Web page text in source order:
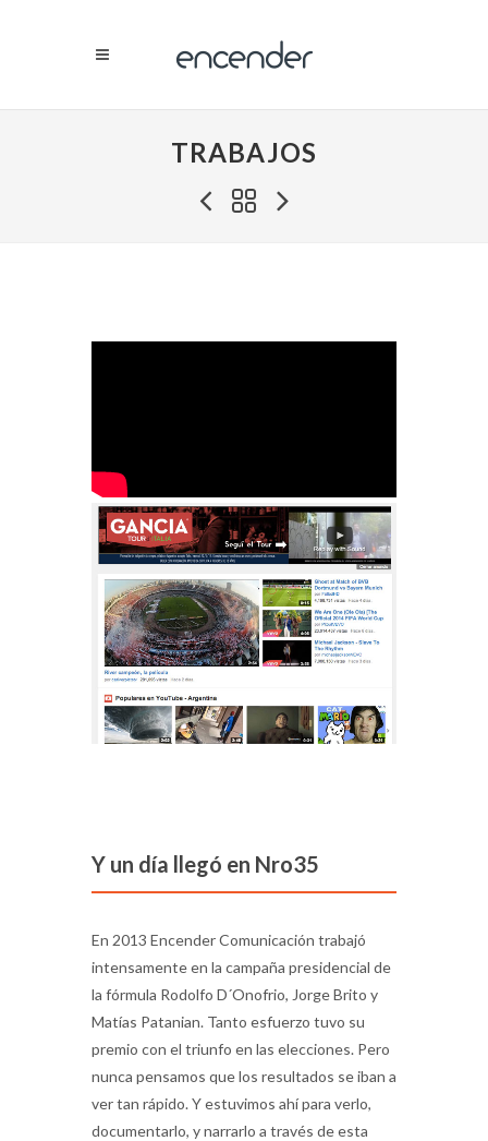
TRABAJOS
Y un día llegó en Nro35
En 2013 Encender Comunicación trabajó
intensamente en la campaña presidencial de
la fórmula Rodolfo D´Onofrio, Jorge Brito y
Matías Patanian. Tanto esfuerzo tuvo su
premio con el triunfo en las elecciones. Pero
nunca pensamos que los resultados se iban a
ver tan rápido. Y estuvimos ahí para verlo,
documentarlo, y narrarlo a través de esta